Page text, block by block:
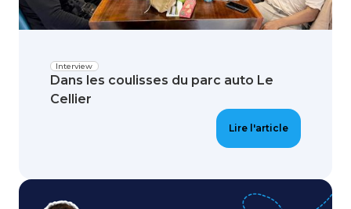
Interview
Dans les coulisses du parc auto Le
Cellier
Lire l'article